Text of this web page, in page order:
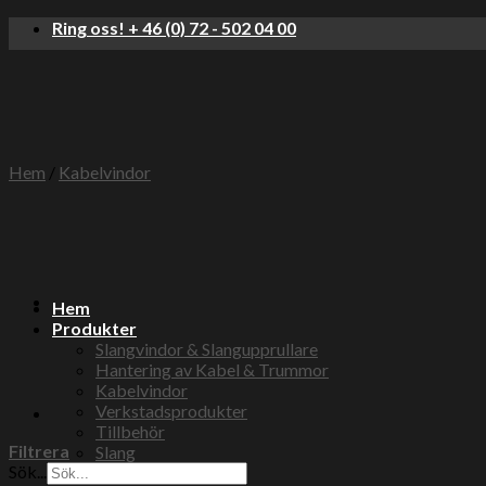
Skip
to
Ring oss! + 46 (0) 72 - 502 04 00
Hem
Produkter
Slangvindor & Slangupprullare
Hantering av Kabel & Trummor
Kabelvindor
Verkstadsprodukter
Tillbehör
Slang
Hem / Kabelvindor
Filtrera
Sök...